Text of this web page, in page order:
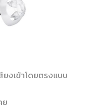
งเข้าโดยตรงแบบ
ย